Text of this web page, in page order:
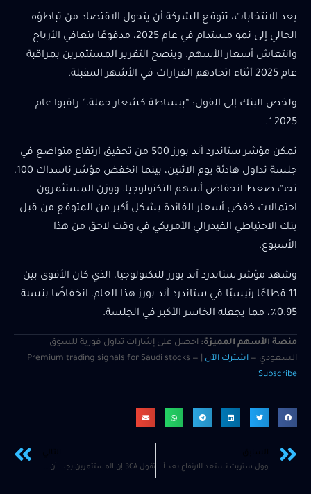
بعد الانتخابات، تتوقع الشركة أن يتحول الاقتصاد من تباطؤه
الحالي إلى نمو مستدام في عام 2025، مدفوعًا بتعافي الأرباح
وانتعاش أسعار الأسهم. وينصح التقرير المستثمرين بمراقبة
عام 2025 أثناء اتخاذهم القرارات في الأشهر المقبلة.
ولخص البنك إلى القول: “ببساطة كشعار حملة،” راقبوا عام
2025 “.
تمكن مؤشر ستاندرد آند بورز 500 من تحقيق ارتفاع متواضع في
جلسة تداول هادئة يوم الاثنين، بينما انخفض مؤشر ناسداك 100،
تحت ضغط انخفاض أسهم التكنولوجيا. ووزن المستثمرون
احتمالات خفض أسعار الفائدة بشكل أكبر من المتوقع من قبل
بنك الاحتياطي الفيدرالي الأمريكي في وقت لاحق من هذا
الأسبوع.
وشهد مؤشر ستاندرد آند بورز للتكنولوجيا، الذي كان الأقوى بين
11 قطاعًا رئيسيًا في ستاندرد آند بورز هذا العام، انخفاضًا بنسبة
0.95٪، مما يجعله الخاسر الأكبر في الجلسة.
منصة الأسهم المميزة: احصل على إشارات تداول فورية للسوق
السعودي — اشترك الآن
Subscribe
وول ستريت تستعد للارتفاع بعد أن بدأ بنك الاحتياطي الفيدرالي دورة التيسير النقدي تقول BCA إن المستثمرين يجب أن يقللوا من المخاطر قبل الانتخابات الأمريكية